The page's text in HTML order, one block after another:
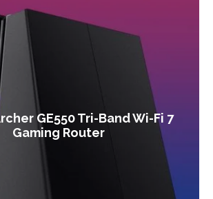
GE550 Tri-Band Wi-Fi 7
Gaming Router